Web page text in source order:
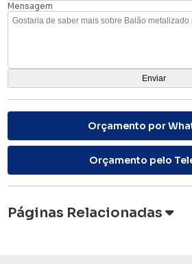
Mensagem
Orçamento por
Orçamento pelo
Páginas Relacionadas